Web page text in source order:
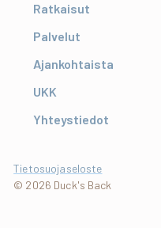
Ratkaisut
Palvelut
Ajankohtaista
UKK
Yhteystiedot
© 2026 Duck's Back
Tietosuojaseloste